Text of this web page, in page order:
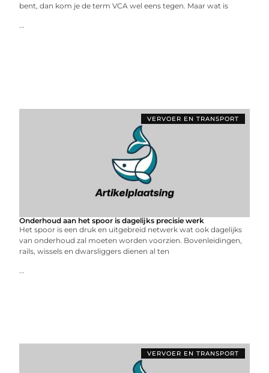
bent, dan kom je de term VCA wel eens tegen. Maar wat is
...
VERVOER EN TRANSPORT
Onderhoud aan het spoor is dagelijks precisie werk
Het spoor is een druk en uitgebreid netwerk wat ook dagelijks
van onderhoud zal moeten worden voorzien. Bovenleidingen,
rails, wissels en dwarsliggers dienen al ten
...
VERVOER EN TRANSPORT